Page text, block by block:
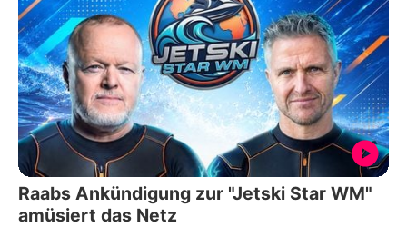
Raabs Ankündigung zur "Jetski Star WM"
amüsiert das Netz